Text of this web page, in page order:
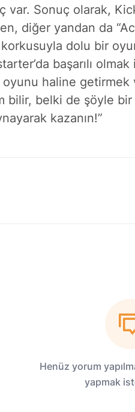
var. Sonuç olarak,
diğer yandan da
korkusuyla dolu bir
başarılı
haline
belki de şöyle bir
kazanın!”
Henüz yorum
yapmak